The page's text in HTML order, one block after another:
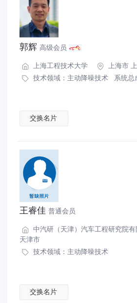
郭辉 高级会员
上海工程技术大学
上海市
技术领域： 主动降噪技术 系统总
交换名片
王睿佳 普通会员
中汽研（天津）汽车工程研究院有
天津市
技术领域： 主动降噪技术
交换名片